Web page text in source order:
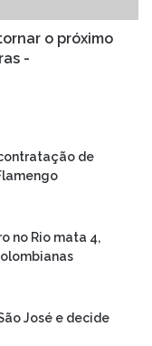
o próximo
-
de
no Rio mata 4,
José e decide